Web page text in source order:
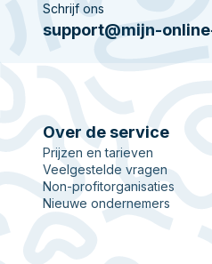
Schrijf ons
support@mijn-
Over de service
Prijzen en tarieven
Veelgestelde vragen
Non-profitorganisaties
Nieuwe ondernemers